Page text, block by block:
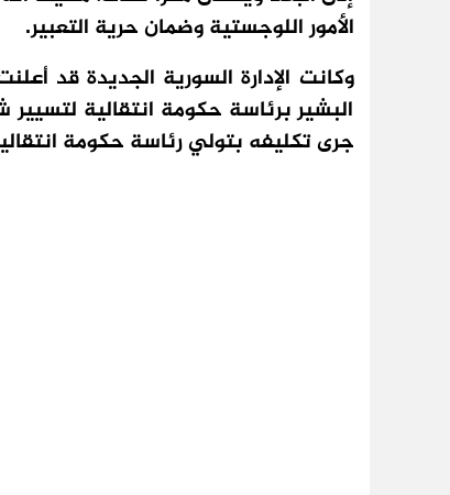
الأمور اللوجستية وضمان حرية التعبير.
البشير برئاسة حكومة انتقالية
جرى تكليفه بتولي رئاسة حكومة